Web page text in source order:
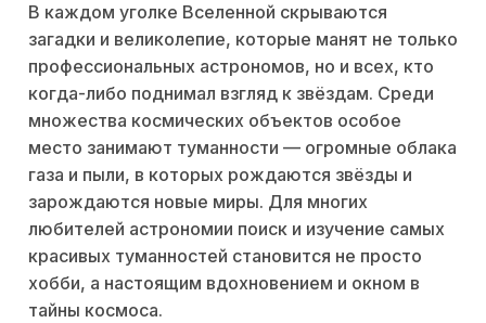
В каждом уголке Вселенной скрываются
загадки и великолепие, которые манят не только
профессиональных астрономов, но и всех, кто
когда-либо поднимал взгляд к звёздам. Среди
множества космических объектов особое
место занимают туманности — огромные облака
газа и пыли, в которых рождаются звёзды и
зарождаются новые миры. Для многих
любителей астрономии поиск и изучение самых
красивых туманностей становится не просто
хобби, а настоящим вдохновением и окном в
тайны космоса.